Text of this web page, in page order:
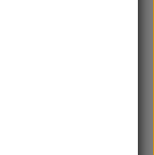
& NÆSE